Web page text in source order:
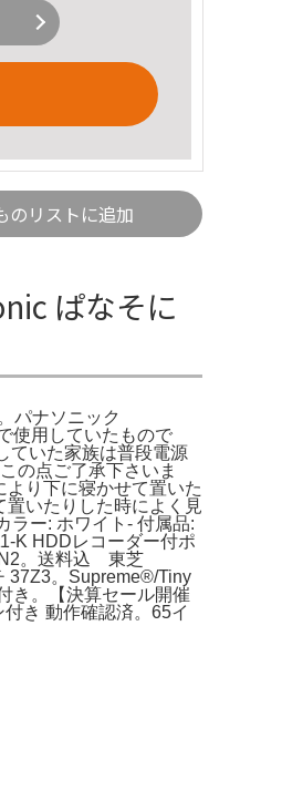
のリストに追加
ぱなそに
パナソニック
使用していたもので
ていた家族は普段電源
の点ご了承下さいま
り下に寝かせて置いた
いたりした時によく見
ラー: ホワイト- 付属品:
K HDDレコーダー付ポ
。送料込 東芝
37Z3。Supreme®/Tiny
き。【決算セール開催
き 動作確認済。65イ